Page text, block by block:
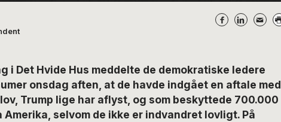
i Det Hvide Hus meddelte de demokratiske ledere
onsdag aften, at de havde indgået en aftale med
Trump lige har aflyst, og som beskyttede 700.000
selvom de ikke er indvandret lovligt. På